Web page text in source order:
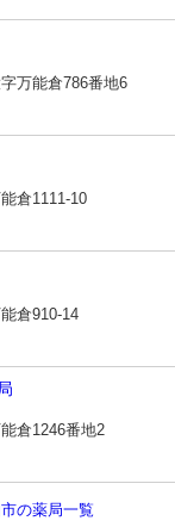
万能倉786番地6
倉1111-10
倉910-14
倉1246番地2
の薬局一覧